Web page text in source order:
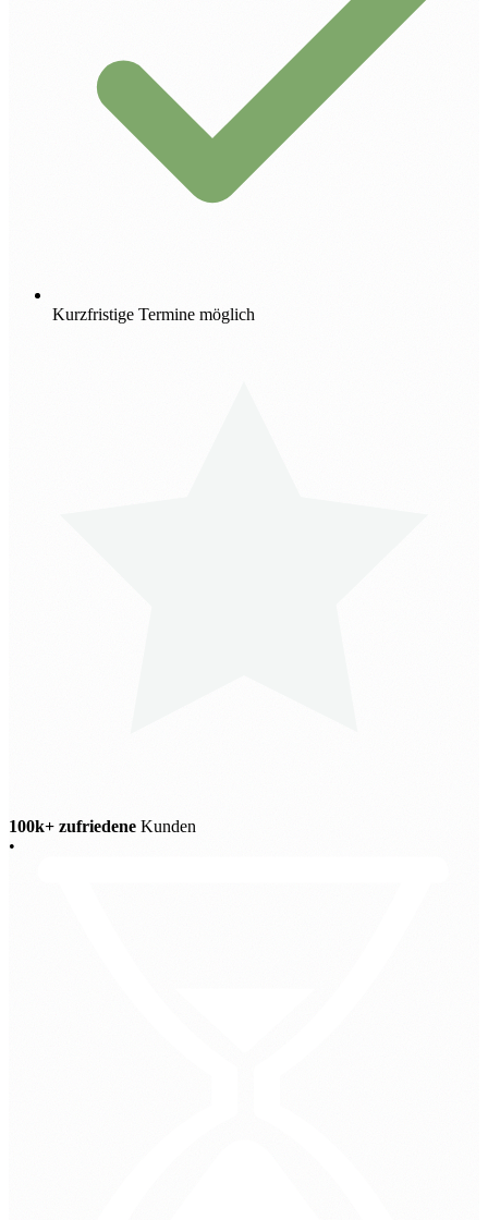
Kurzfristige Termine möglich
100k+ zufriedene Kunden
•